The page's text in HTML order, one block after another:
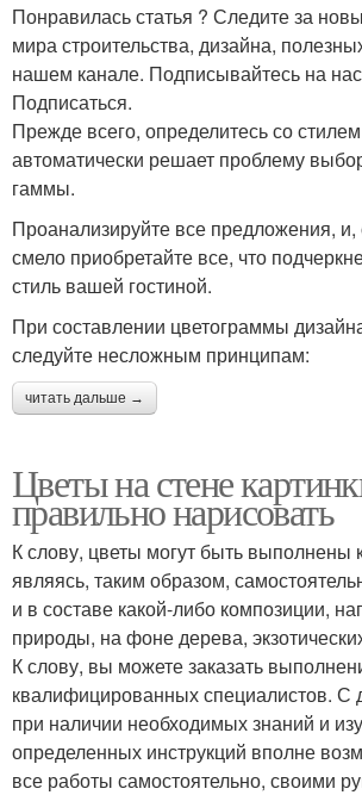
Понравилась статья ? Следите за
мира строительства, дизайна,
нашем канале. Подписывайтесь на
Подписаться.
Прежде всего, определитесь со
автоматически решает проблему
гаммы.
Проанализируйте все предложения,
смело приобретайте все, что
стиль вашей гостиной.
При составлении цветограммы
следуйте несложным принципам:
читать дальше →
Цветы на стене
правильно нарисовать
К слову, цветы могут быть выполнены
являясь, таким образом,
и в составе какой-либо композиции,
природы, на фоне дерева,
К слову, вы можете заказать
квалифицированных специалистов. С
при наличии необходимых знаний и
определенных инструкций вполне
все работы самостоятельно, своими